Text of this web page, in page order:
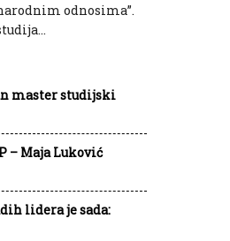
odnosima”.
master studijski
– Maja Luković
lidera je sada: